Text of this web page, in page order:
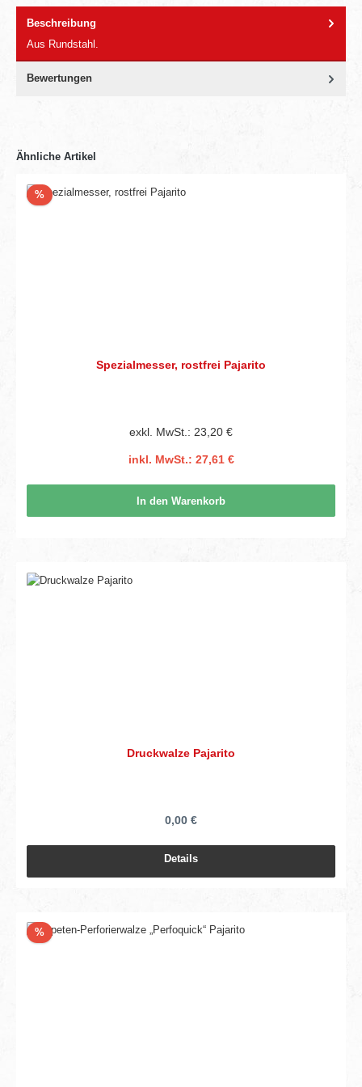
Beschreibung
Aus Rundstahl.
Bewertungen
Ähnliche Artikel
%Rabatt
Spezialmesser, rostfrei Pajarito
exkl. MwSt.: 23,20 €
inkl. MwSt.: 27,61 €
In den Warenkorb
Druckwalze Pajarito
0,00 €
Details
%Rabatt